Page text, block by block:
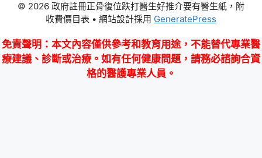
© 2026 政府註冊正骨復位跌打醫生好推介要有醫生紙，附
收費價目表 • 網站設計採用 GeneratePress
免責聲明 ：本文內容僅供參考和教育用途，不能替代專業醫
療建議、診斷或治療。如有任何健康問題，請務必諮詢合資
格的醫護專業人員。